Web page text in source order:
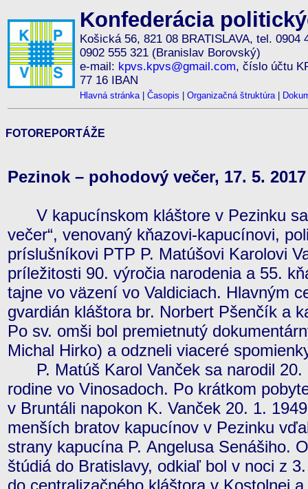
Konfederácia
Košická 56, 821 08 BRATISLAVA, tel. 0904
0902 555 321 (Branislav Borovský)
e-mail: kpvs.kpvs@gmail.com, číslo účtu
77 16 IBAN
Hlavná stránka| Časopis Organizačná štruktúra|
FOTOREPORTÁŽE
Pezinok – pohodový večer, 17. 5. 2017
V kapucínskom kláštore v Pezinku sa
večer“, venovaný kňazovi-kapucínovi,
príslušníkovi PTP P. Matúšovi Karolovi
príležitosti 90. výročia narodenia a 55.
tajne vo väzení vo Valdiciach. Hlavným
gvardián kláštora br. Norbert Pšenčík a
Po sv. omši bol premietnutý
Michal Hirko) a odzneli viaceré
P. Matúš Karol Vanček sa narodil 20.
rodine vo Vinosadoch. Po krátkom
v Bruntáli napokon K. Vanček 20. 1.
menších bratov kapucínov v Pezinku
strany kapucína P. Angelusa Senášiho.
štúdiá do Bratislavy, odkiaľ bol v noci z
do centralizačného kláštora v Kostolnej